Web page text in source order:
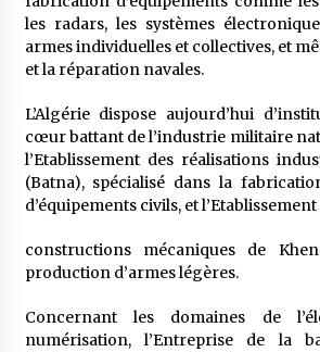
les radars, les systèmes
armes individuelles et collectives, et
et la réparation navales.
L’Algérie dispose aujourd’hui
cœur battant de l’industrie militaire
l’Etablissement des réalisations
(Batna), spécialisé dans la
d’équipements civils, et l’Etablissement
constructions mécaniques de
production d’armes légères.
Concernant les domaines de
numérisation, l’Entreprise de la